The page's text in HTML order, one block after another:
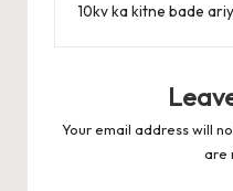
10kv ka kitne bade
Your email address will
are